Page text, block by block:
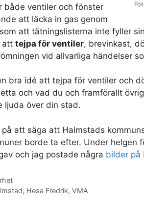
både ventiler och fönster
att läcka in gas genom
att tätningslisterna inte fyller
att tejpa för ventiler, brevinkast,
vid allvarliga händelser
bra idé att tejpa för ventiler och
och vad du och framförallt
ljuda över din stad.
att säga att Halmstads
borde ta efter. Under helgen
och jag postade några bilder på
, Hesa Fredrik, VMA